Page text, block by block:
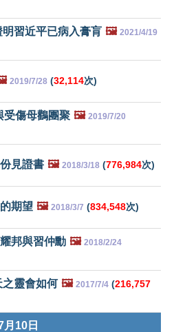
習近平已病入膏肓 🖼️ 2021/4/19
2019/7/28 (32,114次)
受傷母鸛團聚 🖼️ 2019/7/20
見證書 🖼️ 2018/3/18 (776,984次)
期望 🖼️ 2018/3/7 (834,548次)
邦與習仲勳 🖼️ 2018/2/24
靈會如何 🖼️ 2017/7/4 (216,757
月10日